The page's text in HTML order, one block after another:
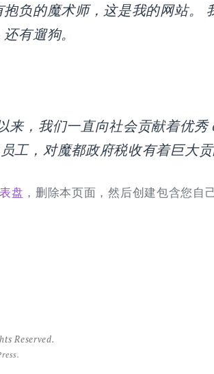
负的魔术师，这是我的网站。
有遛狗。
，我们一直向社会贡献着优秀
工，对魔都政府税收有着巨大贡
盘 ，删除本页面，然后创建包含您自
Reserved.
.